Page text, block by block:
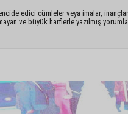
edici cümleler veya imalar,
ve büyük harflerle yazılmış